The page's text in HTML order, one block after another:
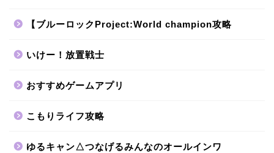
【ブルーロックProject:World champion攻略
いけー！放置戦士
おすすめゲームアプリ
こもりライフ攻略
ゆるキャン△つなげるみんなのオールインワ